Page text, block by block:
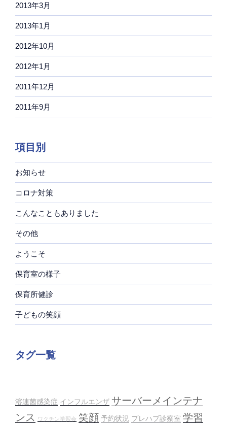
2013年3月
2013年1月
2012年10月
2012年1月
2011年12月
2011年9月
項目別
お知らせ
コロナ対策
こんなこともありました
その他
ようこそ
保育室の様子
保育所健診
子どもの笑顔
タグ一覧
溶連菌感染症 インフルエンザ サーバーメインテナ
ンス ワクチン学習会 笑顔 予約状況 プレハブ診察室 学習